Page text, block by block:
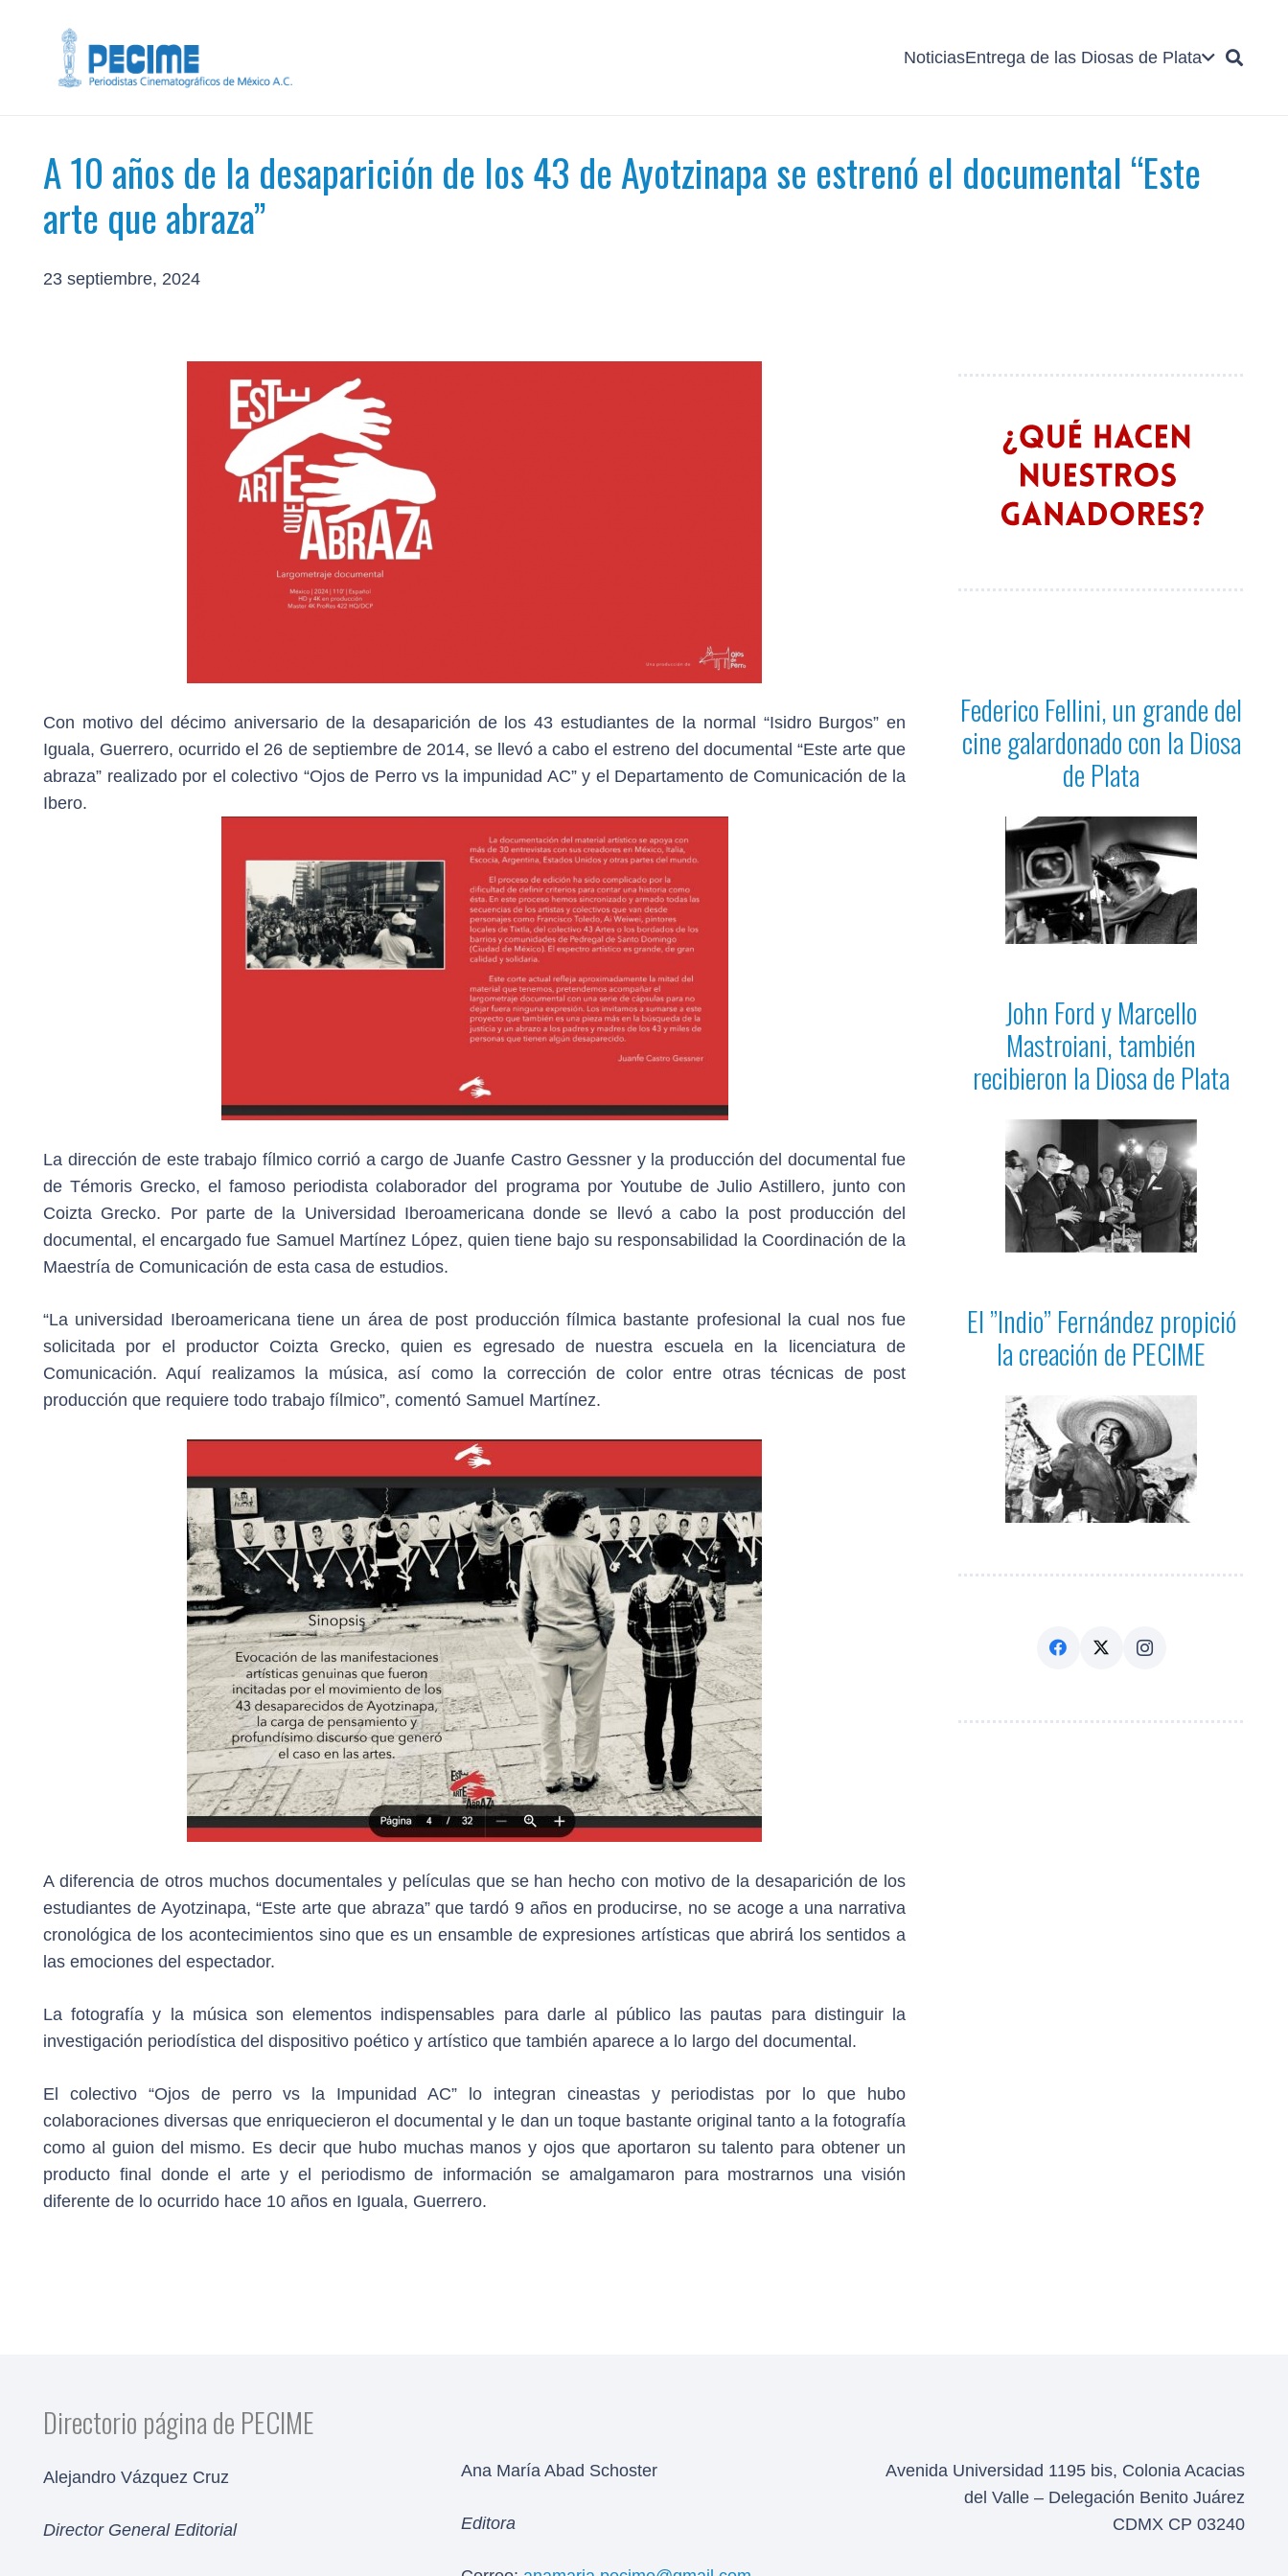
NoticiasEntrega de las Diosas de Plata
A 10 años de la desaparición de los 43 de Ayotzinapa se estrenó el documental “Este
arte que abraza”
23 septiembre, 2024
Con motivo del décimo aniversario de la desaparición de los 43 estudiantes de la normal “Isidro Burgos” en
Iguala, Guerrero, ocurrido el 26 de septiembre de 2014, se llevó a cabo el estreno del documental “Este arte que
abraza” realizado por el colectivo “Ojos de Perro vs la impunidad AC” y el Departamento de Comunicación de la
Ibero.
La dirección de este trabajo fílmico corrió a cargo de Juanfe Castro Gessner y la producción del documental fue
de Témoris Grecko, el famoso periodista colaborador del programa por Youtube de Julio Astillero, junto con
Coizta Grecko. Por parte de la Universidad Iberoamericana donde se llevó a cabo la post producción del
documental, el encargado fue Samuel Martínez López, quien tiene bajo su responsabilidad la Coordinación de la
Maestría de Comunicación de esta casa de estudios.
“La universidad Iberoamericana tiene un área de post producción fílmica bastante profesional la cual nos fue
solicitada por el productor Coizta Grecko, quien es egresado de nuestra escuela en la licenciatura de
Comunicación. Aquí realizamos la música, así como la corrección de color entre otras técnicas de post
producción que requiere todo trabajo fílmico”, comentó Samuel Martínez.
A diferencia de otros muchos documentales y películas que se han hecho con motivo de la desaparición de los
estudiantes de Ayotzinapa, “Este arte que abraza” que tardó 9 años en producirse, no se acoge a una narrativa
cronológica de los acontecimientos sino que es un ensamble de expresiones artísticas que abrirá los sentidos a
las emociones del espectador.
La fotografía y la música son elementos indispensables para darle al público las pautas para distinguir la
investigación periodística del dispositivo poético y artístico que también aparece a lo largo del documental.
El colectivo “Ojos de perro vs la Impunidad AC” lo integran cineastas y periodistas por lo que hubo
colaboraciones diversas que enriquecieron el documental y le dan un toque bastante original tanto a la fotografía
como al guion del mismo. Es decir que hubo muchas manos y ojos que aportaron su talento para obtener un
producto final donde el arte y el periodismo de información se amalgamaron para mostrarnos una visión
diferente de lo ocurrido hace 10 años en Iguala, Guerrero.
Federico Fellini, un grande del
cine galardonado con la Diosa
de Plata
John Ford y Marcello
Mastroiani, también
recibieron la Diosa de Plata
El ”Indio” Fernández propició
la creación de PECIME
Directorio página de PECIME
Alejandro Vázquez Cruz
Director General Editorial
Ana María Abad Schoster
Editora
Avenida Universidad 1195 bis, Colonia Acacias
del Valle – Delegación Benito Juárez
CDMX CP 03240